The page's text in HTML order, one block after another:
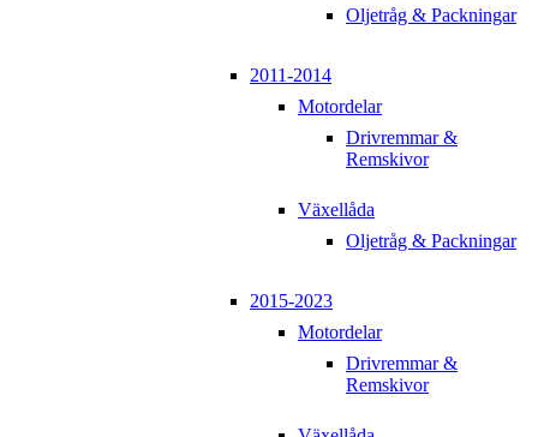
Oljetråg & Packningar
2011-2014
Motordelar
Drivremmar &
Remskivor
Växellåda
Oljetråg & Packningar
2015-2023
Motordelar
Drivremmar &
Remskivor